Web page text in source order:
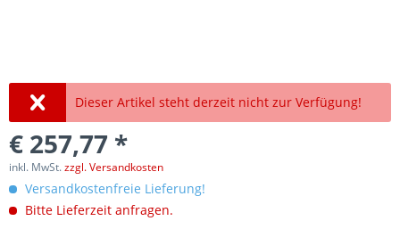
Dieser Artikel steht derzeit nicht zur Verfügung!
€ 257,77 *
inkl. MwSt.zzgl. Versandkosten
Versandkostenfreie Lieferung!
Bitte Lieferzeit anfragen.